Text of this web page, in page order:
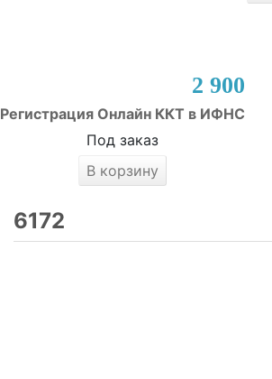
2 900
Регистрация Онлайн ККТ в ИФНС
Под заказ
В корзину
6172